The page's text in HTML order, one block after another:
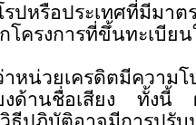
ปหรือประเทศที่มีมาต
กโครงการที่ขึ้นทะ
หน่วยเครดิตมีความ
งด้านชื่อเสียง ทั้งนี้